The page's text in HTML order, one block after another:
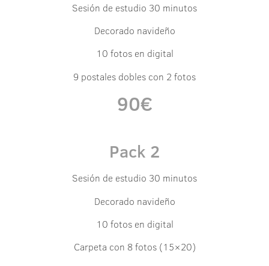
Sesión de estudio 30 minutos
Decorado navideño
10 fotos en digital
9 postales dobles con 2 fotos
90€
Pack 2
Sesión de estudio 30 minutos
Decorado navideño
10 fotos en digital
Carpeta con 8 fotos (15×20)